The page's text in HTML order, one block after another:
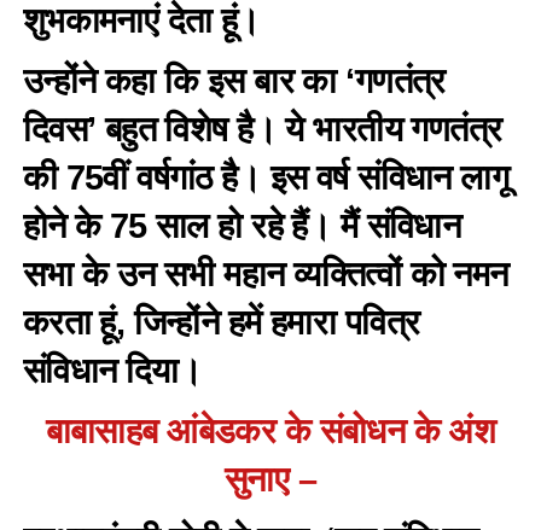
शुभकामनाएं देता हूं।
उन्होंने कहा कि इस बार का ‘गणतंत्र
दिवस’ बहुत विशेष है। ये भारतीय गणतंत्र
की 75वीं वर्षगांठ है। इस वर्ष संविधान लागू
होने के 75 साल हो रहे हैं। मैं संविधान
सभा के उन सभी महान व्यक्तित्वों को नमन
करता हूं, जिन्होंने हमें हमारा पवित्र
संविधान दिया।
बाबासाहब आंबेडकर के संबोधन के अंश
सुनाए –